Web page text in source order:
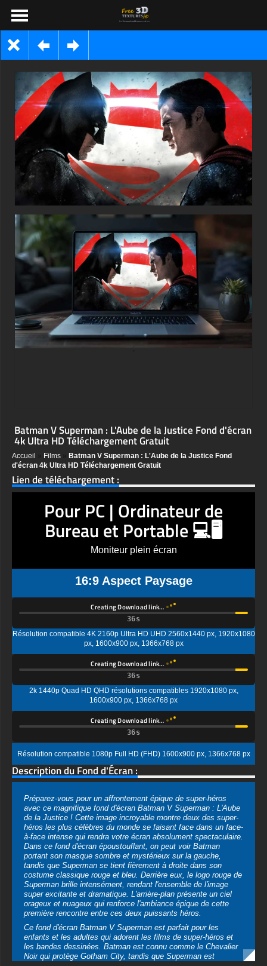
;
Batman V Superman : L'Aube de la Justice Fond d'écran
4k Ultra HD Téléchargement Gratuit
Accueil Films
Batman V Superman : L'Aube de la Justice Fond
d'écran 4k Ultra HD Téléchargement Gratuit
Lien de téléchargement :
Pour PC | Ordinateur de
Bureau et Portable 💻🖥️
Moniteur plein écran
16:9 Aspect Paysage
Creating Download link…
Résolution compatible 4K 2160p Ultra HD UHD 2560x1440 px, 1920x1080
px, 1600x900 px, 1366x768 px
Creating Download link…
2k 1440p Quad HD QHD résolutions compatibles 1920x1080 px,
1600x900 px, 1366x768 px
Creating Download link…
Résolution compatible 1080p Full HD (FHD) 1600x900 px, 1366x768 px
Description du Fond d'Écran :
Préparez-vous pour un affrontement épique de super-héros
avec ce magnifique fond d'écran Batman V Superman : L'Aube
héros les plus célèbres du monde se faisant face dans un face-
à-face intense qui rendra votre écran absolument spectaculaire.
Dans ce fond d'écran époustouflant, on peut voir Batman
portant son masque sombre et mystérieux sur la gauche,
tandis que Superman se tient fièrement à droite dans son
costume classique rouge et bleu. Derrière eux, le logo rouge de
Superman brille intensément, rendant l'ensemble de l'image
super excitante et dramatique. L'arrière-plan présente un ciel
orageux et nuageux qui renforce l'ambiance épique de cette
première rencontre entre ces deux puissants héros.
Ce fond d'écran Batman V Superman est parfait pour les
enfants et les adultes qui adorent les films de super-héros et
les bandes dessinées. Batman est connu comme le Chevalier
Noir qui protège Gotham City, tandis que Superman est
l'Homme d'Acier qui peut voler et possède une force incroyable.
Les voir ensemble sur une même image est vraiment spécial et
excitant ! Le meilleur aspect de ce fond d'écran est qu'il est
Fonds d'écran Films